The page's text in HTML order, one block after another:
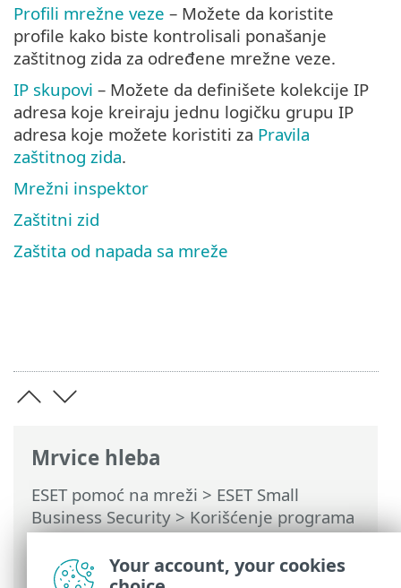
Mrvice hleba
ESET pomoć na mreži > ESET Small
Business Security>Korišćenje programa
ESET Small Business Security>Napredno
podešavanje>Zaštite> Zaštita pristupa
Profili mrežne veze – Možete da koristite
profile kako biste kontrolisali ponašanje
zaštitnog zida za određene mrežne veze.
IP skupovi – Možete da definišete kolekcije IP
adresa koje kreiraju jednu logičku grupu IP
adresa koje možete koristiti za Pravila
zaštitnog zida.
Mrežni inspektor
Zaštitni zid
Zaštita od napada sa mreže
Your account, your cookies